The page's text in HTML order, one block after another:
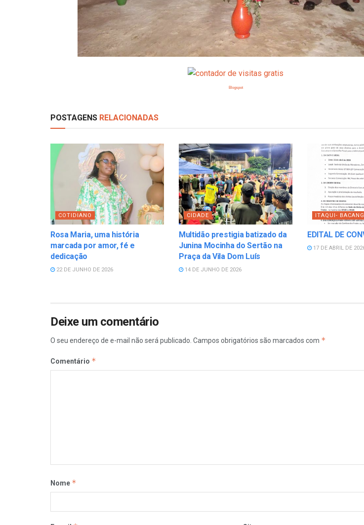
Blogspot
POSTAGENS RELACIONADAS
COTIDIANO
Rosa Maria, uma história
marcada por amor, fé e
dedicação
22 DE JUNHO DE 2026
CIDADE
Multidão prestigia batizado da
Junina Mocinha do Sertão na
Praça da Vila Dom Luís
14 DE JUNHO DE 2026
ITAQUI-
EDITAL DE
17 DE ABRIL DE
Deixe um comentário
O seu endereço de e-mail não será publicado. Campos obrigatórios são marcados com *
Comentário *
Nome *